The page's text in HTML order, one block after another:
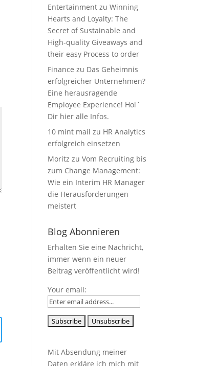
Entertainment zuWinning
Hearts and Loyalty: The
Secret of Sustainable and
High-quality Giveaways and
their easy Process to order
Finance zu Das Geheimnis
erfolgreicher Unternehmen?
Eine herausragende
Employee Experience! Hol´
Dir hier alle Infos.
10 mint mail zu HR Analytics
erfolgreich einsetzen
Moritz zuVom Recruiting bis
zum Change Management:
Wie ein Interim HR Manager
die Herausforderungen
meistert
Blog Abonnieren
Erhalten Sie eine Nachricht,
immer wenn ein neuer
Beitrag veröffentlicht wird!
Your email:
Mit Absendung meiner
Daten erkläre ich mich mit